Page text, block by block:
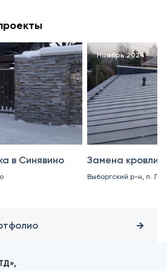
в Синявино
Ноябрь 2024
Замена кровли
Выборгский р-н, п.